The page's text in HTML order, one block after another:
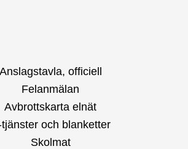
Anslagstavla, officiell
Felanmälan
Avbrottskarta elnät
tjänster och blanketter
Skolmat